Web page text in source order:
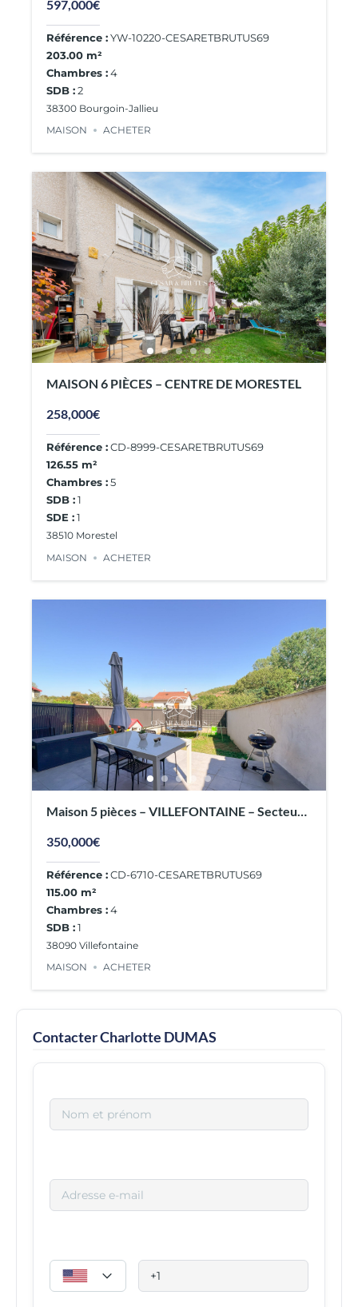
597,000€
Référence :YW-10220-CESARETBRUTUS69
203.00 m²
Chambres :4
SDB :2
38300 Bourgoin-Jallieu
MAISON
ACHETER
MAISON 6 PIÈCES – CENTRE DE MORESTEL
258,000€
Référence :CD-8999-CESARETBRUTUS69
126.55 m²
Chambres :5
SDB :1
SDE :1
38510 Morestel
MAISON
ACHETER
Maison 5 pièces – VILLEFONTAINE – Secteur
350,000€
Référence :CD-6710-CESARETBRUTUS69
115.00 m²
Chambres :4
SDB :1
38090 Villefontaine
MAISON
ACHETER
Contacter Charlotte DUMAS